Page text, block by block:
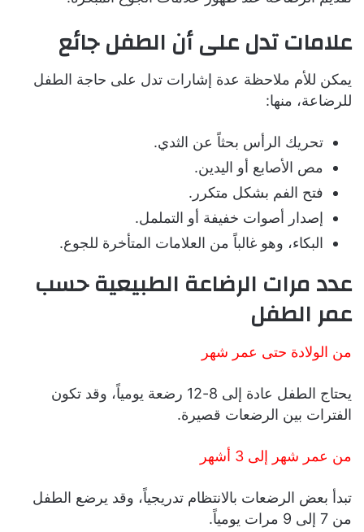
علامات تدل على أن الطفل جائع
يمكن للأم ملاحظة عدة إشارات تدل على حاجة الطفل
للرضاعة، منها:
تحريك الرأس بحثاً عن الثدي.
مص الأصابع أو اليدين.
فتح الفم بشكل متكرر.
إصدار أصوات خفيفة أو التململ.
البكاء، وهو غالباً من العلامات المتأخرة للجوع.
عدد مرات الرضاعة الطبيعية حسب
عمر الطفل
من الولادة حتى عمر شهر
يحتاج الطفل عادة إلى 8-12 رضعة يومياً، وقد تكون
الفترات بين الرضعات قصيرة.
من عمر شهر إلى 3 أشهر
تبدأ بعض الرضعات بالانتظام تدريجياً، وقد يرضع الطفل
من 7 إلى 9 مرات يومياً.